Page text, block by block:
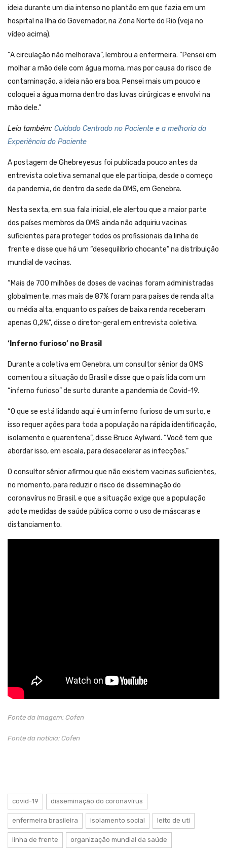
ideia durante um dia intenso no plantão em que fazia em um
hospital na Ilha do Governador, na Zona Norte do Rio (veja no
vídeo acima).
“A circulação não melhorava”, lembrou a enfermeira. “Pensei em
molhar a mão dele com água morna, mas por causa do risco de
contaminação, a ideia não era boa. Pensei mais um pouco e
coloquei a água morna dentro das luvas cirúrgicas e envolvi na
mão dele.”
Leia também: Cuidado Centrado no Paciente e a melhoria da
Experiência do Paciente
A postagem de Ghebreyesus foi publicada pouco antes da
entrevista coletiva semanal que ele participa, desde o começo
da pandemia, de dentro da sede da OMS, em Genebra.
Nesta sexta, em sua fala inicial, ele alertou que a maior parte
dos países membros da OMS ainda não adquiriu vacinas
suficientes para proteger todos os profissionais da linha de
frente e disse que há um “desequilíbrio chocante” na distribuição
mundial de vacinas.
“Mais de 700 milhões de doses de vacinas foram administradas
globalmente, mas mais de 87% foram para países de renda alta
ou média alta, enquanto os países de baixa renda receberam
apenas 0,2%”, disse o diretor-geral em entrevista coletiva.
‘Inferno furioso’ no Brasil
Durante a coletiva em Genebra, um consultor sênior da OMS
comentou a situação do Brasil e disse que o país lida com um
“inferno furioso” de surto durante a pandemia de Covid-19.
“O que se está lidando aqui é um inferno furioso de um surto, e
isso requer ações para toda a população na rápida identificação,
isolamento e quarentena”, disse Bruce Aylward. “Você tem que
abordar isso, em escala, para desacelerar as infecções.”
O consultor sênior afirmou que não existem vacinas suficientes,
no momento, para reduzir o risco de disseminação do
coronavírus no Brasil, e que a situação exige que a população
adote medidas de saúde pública como o uso de máscaras e
distanciamento.
Fonte da imagem: Cofen
Fonte da notícia: Cofen
covid-19 disseminação do coronavírus
enfermeira brasileira isolamento social leito de uti
linha de frente organização mundial da saúde